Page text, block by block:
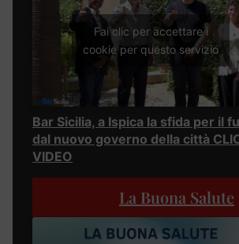
Fai clic per accettare i
cookie per questo servizio
Bar Sicilia, a Ispica la sfida per il
dal nuovo governo della città
VIDEO
La Buona Salute